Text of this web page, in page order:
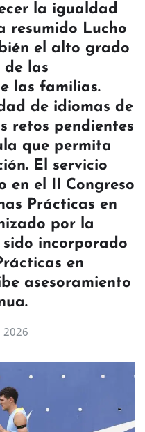
la igualdad
resumido Lucho
el alto grado
las
las familias.
de idiomas de
retos pendientes
que permita
El servicio
en el II Congreso
Prácticas en
por la
incorporado
en
asesoramiento
2026